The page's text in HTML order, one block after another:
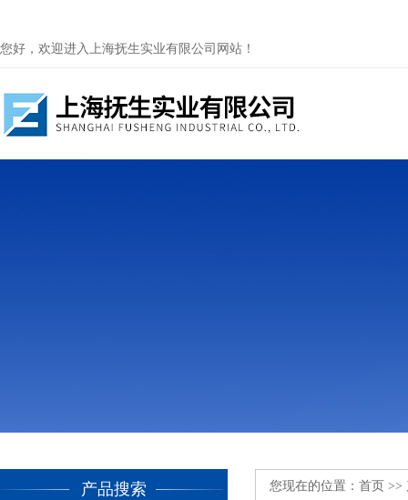
您好，欢迎进入上海抚生实业有限公司网站！
产品搜索 您现在的位置： 首页 >>